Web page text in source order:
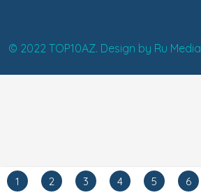
1 2 3 4 5 6
© 2022 TOP10AZ. Design by Ru Media